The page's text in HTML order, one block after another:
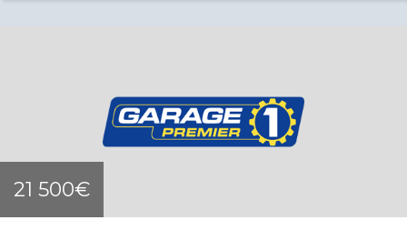
21 500€